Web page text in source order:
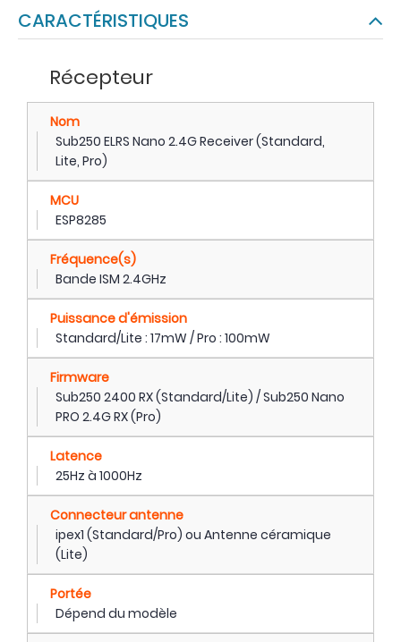
CARACTÉRISTIQUES
Récepteur
Nom
Sub250 ELRS Nano 2.4G Receiver (Standard,
Lite, Pro)
MCU
ESP8285
Fréquence(s)
Bande ISM 2.4GHz
Puissance d'émission
Standard/Lite : 17mW / Pro : 100mW
Firmware
Sub250 2400 RX (Standard/Lite) / Sub250 Nano
PRO 2.4G RX (Pro)
Latence
25Hz à 1000Hz
Connecteur antenne
ipex1 (Standard/Pro) ou Antenne céramique
(Lite)
Portée
Dépend du modèle